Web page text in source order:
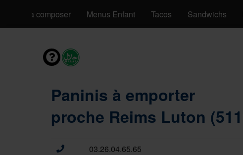
Pizzas à composer Menus Enfant Tacos Sandwichs
Paninis à emporter
proche Reims Luton
03.26.04.65.65